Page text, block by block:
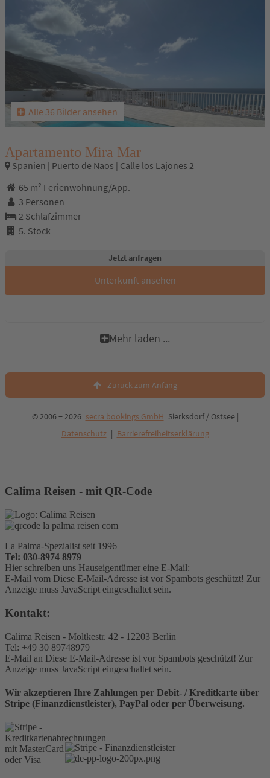
Alle 36 Bilder ansehen
Apartamento Mira Mar
Spanien | Puerto de Naos | Calle los Lajones 2
65 m² Ferienwohnung/App.
3 Personen
2 Schlafzimmer
5. Stock
Jetzt anfragen
Unterkunft ansehen
Mehr laden ...
Zurück zum Anfang
© 2006 − 2026 secra bookings GmbH Sierksdorf / Ostsee |
Datenschutz | Barrierefreiheitserklärung
Calima Reisen - mit QR-Code
La Palma-Spezialist seit 1996
Tel: 030-8974 8979
Hier schreiben uns Hauseigentümer eine E-Mail:
E-Mail vom Diese E-Mail-Adresse ist vor Spambots geschützt! Zur
Anzeige muss JavaScript eingeschaltet sein.
Kontakt:
Calima Reisen - Moltkestr. 42 - 12203 Berlin
Tel: +49 30 89748979
E-Mail an Diese E-Mail-Adresse ist vor Spambots geschützt! Zur
Anzeige muss JavaScript eingeschaltet sein.
Wir akzeptieren Ihre Zahlungen per Debit- / Kreditkarte über
Stripe (Finanzdienstleister), PayPal oder per Überweisung.